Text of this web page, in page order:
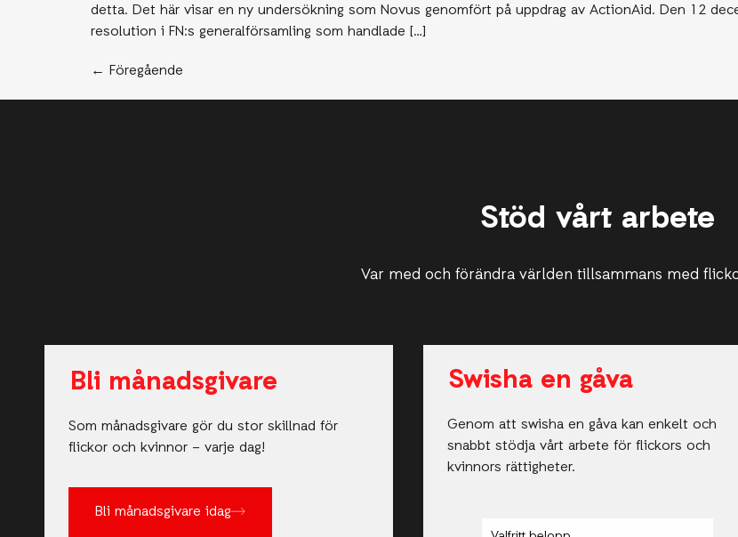
detta. Det här visar en ny undersökning som Novus genomfört på uppdrag av ActionAid. Den 12
resolution i FN:s generalförsamling som handlade […]
← Föregående
Stöd vårt arbete
Var med och förändra världen tillsammans med
Bli månadsgivare
Som månadsgivare gör du stor skillnad för
flickor och kvinnor – varje dag!
Bli månadsgivare idag
Swisha en gåva
Genom att swisha en gåva kan enkelt och
snabbt stödja vårt arbete för flickors och
kvinnors rättigheter.